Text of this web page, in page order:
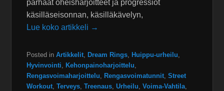
parhaat oheisharjoitteet ja progressiot
käsilläseisonnan, käsilläkävelyn,
Lue koko artikkeli →
Posted in Artikkelit, Dream Rings, Huippu-urheilu,
Hyvinvointi, Kehonpainoharjoittelu,
Rengasvoimaharjoittelu, Rengasvoimatunnit,Street
Workout,Terveys,Treenaus,Urheilu,Voima-Vahtila,